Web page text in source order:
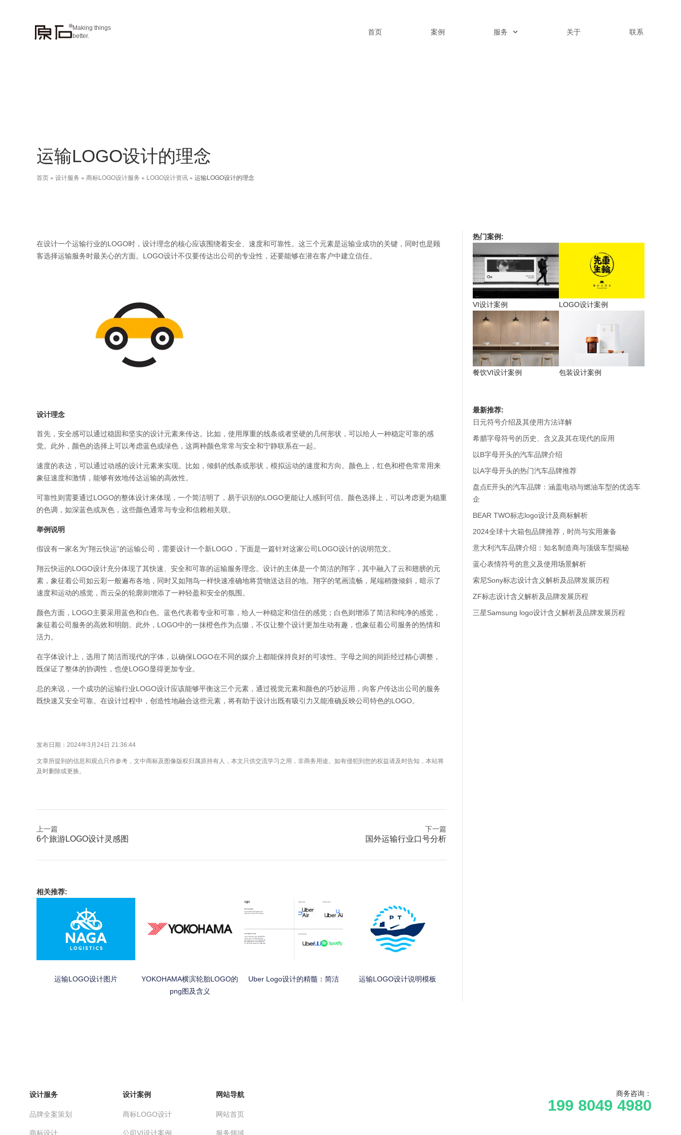
Making things
better.
首页 案例 服务 关于 联系
运输LOGO设计的理念
首页 » 设计服务 » 商标LOGO设计服务 » LOGO设计资讯 » 运输LOGO设计的理念
在设计一个运输行业的LOGO时，设计理念的核心应该围绕着安全、速度和可靠性。这三个元素是运输业成功的关键，同时也是顾
客选择运输服务时最关心的方面。LOGO设计不仅要传达出公司的专业性，还要能够在潜在客户中建立信任。
设计理念
首先，安全感可以通过稳固和坚实的设计元素来传达。比如，使用厚重的线条或者坚硬的几何形状，可以给人一种稳定可靠的感
觉。此外，颜色的选择上可以考虑蓝色或绿色，这两种颜色常常与安全和宁静联系在一起。
速度的表达，可以通过动感的设计元素来实现。比如，倾斜的线条或形状，模拟运动的速度和方向。颜色上，红色和橙色常常用来
象征速度和激情，能够有效地传达运输的高效性。
可靠性则需要通过LOGO的整体设计来体现，一个简洁明了，易于识别的LOGO更能让人感到可信。颜色选择上，可以考虑更为稳重
的色调，如深蓝色或灰色，这些颜色通常与专业和信赖相关联。
举例说明
假设有一家名为“翔云快运”的运输公司，需要设计一个新LOGO，下面是一篇针对这家公司LOGO设计的说明范文。
翔云快运的LOGO设计充分体现了其快速、安全和可靠的运输服务理念。设计的主体是一个简洁的翔字，其中融入了云和翅膀的元
素，象征着公司如云彩一般遍布各地，同时又如翔鸟一样快速准确地将货物送达目的地。翔字的笔画流畅，尾端稍微倾斜，暗示了
速度和运动的感觉，而云朵的轮廓则增添了一种轻盈和安全的氛围。
颜色方面，LOGO主要采用蓝色和白色。蓝色代表着专业和可靠，给人一种稳定和信任的感觉；白色则增添了简洁和纯净的感觉，
象征着公司服务的高效和明朗。此外，LOGO中的一抹橙色作为点缀，不仅让整个设计更加生动有趣，也象征着公司服务的热情和
活力。
在字体设计上，选用了简洁而现代的字体，以确保LOGO在不同的媒介上都能保持良好的可读性。字母之间的间距经过精心调整，
既保证了整体的协调性，也使LOGO显得更加专业。
总的来说，一个成功的运输行业LOGO设计应该能够平衡这三个元素，通过视觉元素和颜色的巧妙运用，向客户传达出公司的服务
既快速又安全可靠。在设计过程中，创造性地融合这些元素，将有助于设计出既有吸引力又能准确反映公司特色的LOGO。
发布日期：2024年3月24日 21:36:44
文章所提到的信息和观点只作参考，文中商标及图像版权归属原持有人，本文只供交流学习之用，非商务用途。如有侵犯到您的权益请及时告知，本站将
及时删除或更换。
上一篇
6个旅游LOGO设计灵感图
下一篇
国外运输行业口号分析
相关推荐:
运输LOGO设计图片
YOKOHAMA横滨轮胎LOGO的
png图及含义
Uber Logo设计的精髓：简洁 运输LOGO设计说明模板
热门案例:
VI设计案例 LOGO设计案例
餐饮VI设计案例 包装设计案例
最新推荐:
日元符号介绍及其使用方法详解
希腊字母符号的历史、含义及其在现代的应用
以B字母开头的汽车品牌介绍
以A字母开头的热门汽车品牌推荐
盘点E开头的汽车品牌：涵盖电动与燃油车型的优选车
企
BEAR TWO标志logo设计及商标解析
2024全球十大箱包品牌推荐，时尚与实用兼备
意大利汽车品牌介绍：知名制造商与顶级车型揭秘
蓝心表情符号的意义及使用场景解析
索尼Sony标志设计含义解析及品牌发展历程
ZF标志设计含义解析及品牌发展历程
三星Samsung logo设计含义解析及品牌发展历程
设计服务
品牌全案策划
商标设计
设计案例
商标LOGO设计
公司VI设计案例
网站导航
网站首页
服务领域
商务咨询：
199 8049 4980